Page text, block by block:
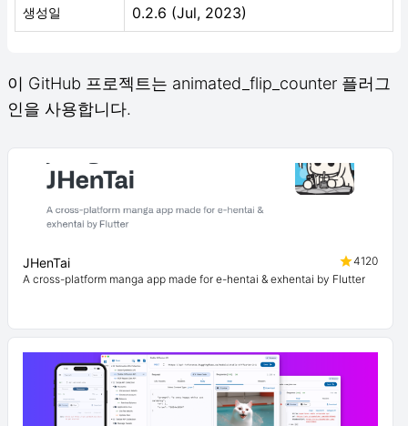
생성일 0.2.6 (Jul, 2023)
이 GitHub 프로젝트는 animated_flip_counter 플러그
인을 사용합니다.
JHenTai
4120
A cross-platform manga app made for e-hentai & exhentai by Flutter